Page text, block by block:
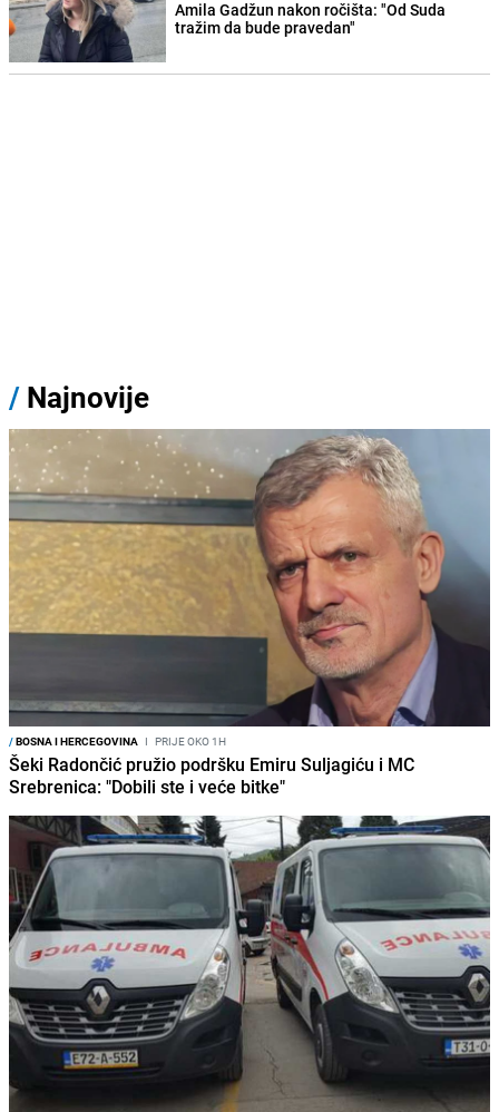
Amila Gadžun nakon ročišta: "Od Suda
tražim da bude pravedan"
/ Najnovije
/BOSNA I HERCEGOVINA I PRIJE OKO 1H
Šeki Radončić pružio podršku Emiru Suljagiću i MC
Srebrenica: "Dobili ste i veće bitke"